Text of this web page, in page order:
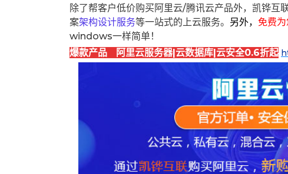
除了帮客户低价购买阿里云/腾讯云产品外，凯铧互
案架构设计服务等一站式的上云服务。 另外， 免费
windows一样简单！
爆款产品 阿里云服务器|云数据库|云安全0.6折起